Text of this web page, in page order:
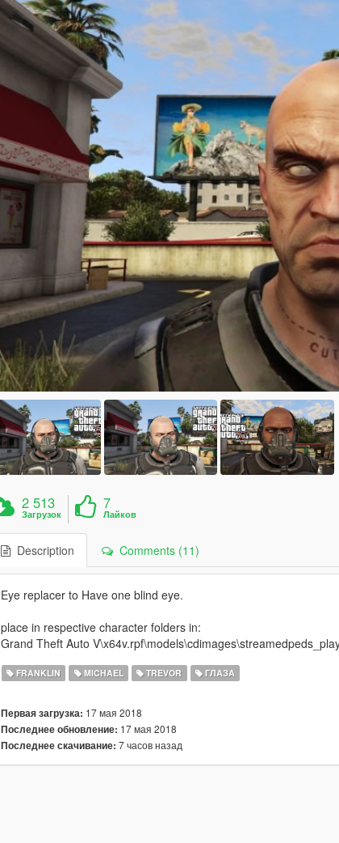
2 513
Загрузок
7
Лайков
Description Comments (11)
Eye replacer to Have one blind eye.
place in respective character folders in:
Grand Theft Auto
FRANKLIN MICHAEL TREVOR ГЛАЗА
Первая загрузка: 17 мая 2018
Последнее обновление: 17 мая 2018
Последнее скачивание: 7 часов назад